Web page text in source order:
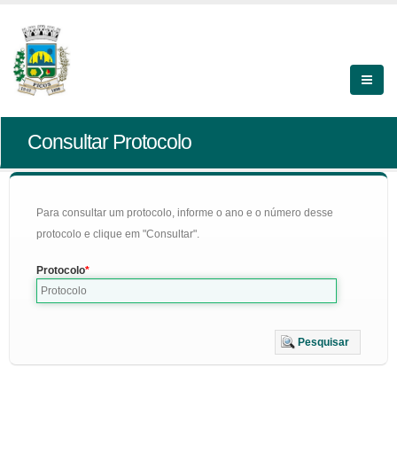
Consultar Protocolo
Para consultar um protocolo, informe o ano e o número desse
protocolo e clique em "Consultar".
Protocolo
Pesquisar